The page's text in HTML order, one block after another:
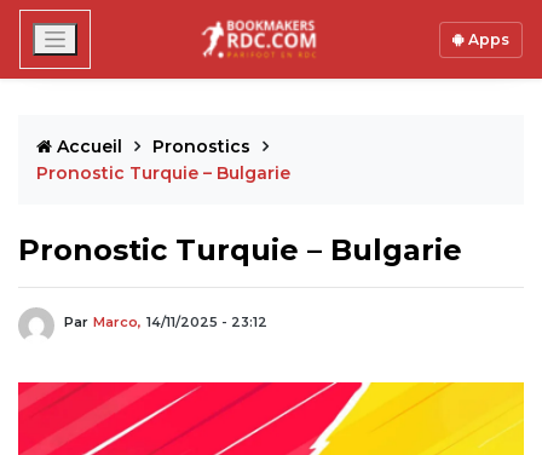
Apps
Accueil
Pronostics
Pronostic Turquie – Bulgarie
Pronostic Turquie – Bulgarie
Par Marco, 14/11/2025 - 23:12